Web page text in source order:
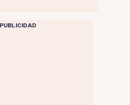
PUBLICIDAD